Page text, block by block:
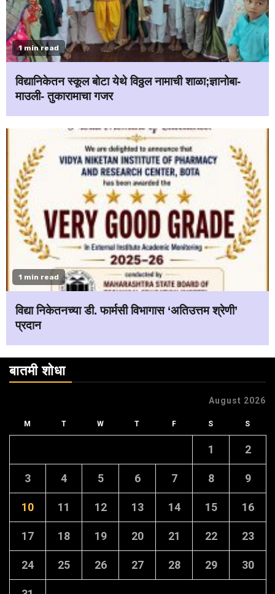
1 min read
विद्यानिकेतन स्कूल बोटा येथे विठ्ठल नामाची शाळा;ज्ञानोबा-
माउली- तुकारामाचा गजर
1 min read
विद्या निकेतनच्या डी. फार्मसी विभागास ‘अतिउत्तम श्रेणी’
प्रदान
बातमी शोधा
August 2026
M T W T F S S
1 2
3 4 5 6 7 8 9
10 11 12 13 14 15 16
17 18 19 20 21 22 23
24 25 26 27 28 29 30